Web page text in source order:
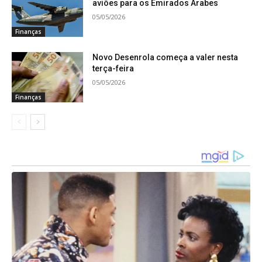
fuga do ex-presidente, que é réu na ação penal
sobre a tentativa de golpe de Estado em 2022 e
deve ser julgado pelo Supremo em setembro.
Finanças
aviões para os Emirados Árabes
05/05/2026
Finanças
Novo Desenrola começa a valer nesta
terça-feira
05/05/2026